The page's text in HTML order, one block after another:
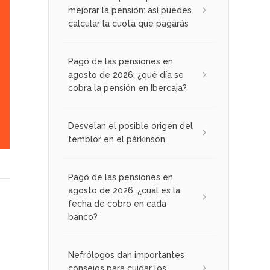
mejorar la pensión: así puedes
calcular la cuota que pagarás
Pago de las pensiones en
agosto de 2026: ¿qué día se
cobra la pensión en Ibercaja?
Desvelan el posible origen del
temblor en el párkinson
Pago de las pensiones en
agosto de 2026: ¿cuál es la
fecha de cobro en cada
banco?
Nefrólogos dan importantes